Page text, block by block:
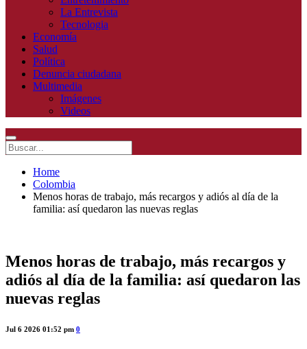
La Entrevista
Tecnologia
Economía
Salud
Política
Denuncia ciudadana
Multimedia
Imágenes
Videos
Home
Colombia
Menos horas de trabajo, más recargos y adiós al día de la
familia: así quedaron las nuevas reglas
Menos horas de trabajo, más recargos y
adiós al día de la familia: así quedaron las
nuevas reglas
Jul 6 2026 01:52 pm 0